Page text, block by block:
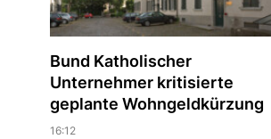
Bund Katholischer
Unternehmer kritisierte
geplante Wohngeldkürzung
16:12